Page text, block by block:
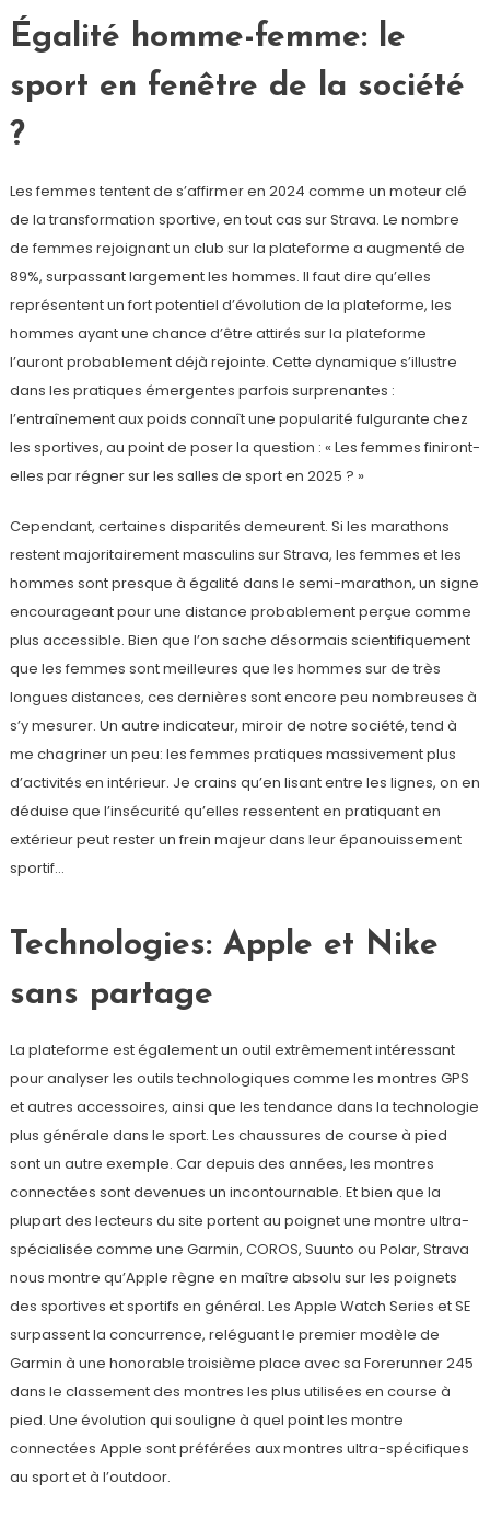
Égalité homme-femme: le
sport en fenêtre de la société
?
Les femmes tentent de s’affirmer en 2024 comme un moteur clé
de la transformation sportive, en tout cas sur Strava. Le nombre
de femmes rejoignant un club sur la plateforme a augmenté de
89%, surpassant largement les hommes. Il faut dire qu’elles
représentent un fort potentiel d’évolution de la plateforme, les
hommes ayant une chance d’être attirés sur la plateforme
l’auront probablement déjà rejointe. Cette dynamique s’illustre
dans les pratiques émergentes parfois surprenantes :
l’entraînement aux poids connaît une popularité fulgurante chez
les sportives, au point de poser la question : « Les femmes finiront-
elles par régner sur les salles de sport en 2025 ? »
Cependant, certaines disparités demeurent. Si les marathons
restent majoritairement masculins sur Strava, les femmes et les
hommes sont presque à égalité dans le semi-marathon, un signe
encourageant pour une distance probablement perçue comme
plus accessible. Bien que l’on sache désormais scientifiquement
que les femmes sont meilleures que les hommes sur de très
longues distances, ces dernières sont encore peu nombreuses à
s’y mesurer. Un autre indicateur, miroir de notre société, tend à
me chagriner un peu: les femmes pratiques massivement plus
d’activités en intérieur. Je crains qu’en lisant entre les lignes, on en
déduise que l’insécurité qu’elles ressentent en pratiquant en
extérieur peut rester un frein majeur dans leur épanouissement
sportif…
Technologies: Apple et Nike
sans partage
La plateforme est également un outil extrêmement intéressant
pour analyser les outils technologiques comme les montres GPS
et autres accessoires, ainsi que les tendance dans la technologie
plus générale dans le sport. Les chaussures de course à pied
sont un autre exemple. Car depuis des années, les montres
connectées sont devenues un incontournable. Et bien que la
plupart des lecteurs du site portent au poignet une montre ultra-
spécialisée comme une Garmin, COROS, Suunto ou Polar, Strava
nous montre qu’Apple règne en maître absolu sur les poignets
des sportives et sportifs en général. Les Apple Watch Series et SE
surpassent la concurrence, reléguant le premier modèle de
Garmin à une honorable troisième place avec sa Forerunner 245
dans le classement des montres les plus utilisées en course à
pied. Une évolution qui souligne à quel point les montre
connectées Apple sont préférées aux montres ultra-spécifiques
au sport et à l’outdoor.